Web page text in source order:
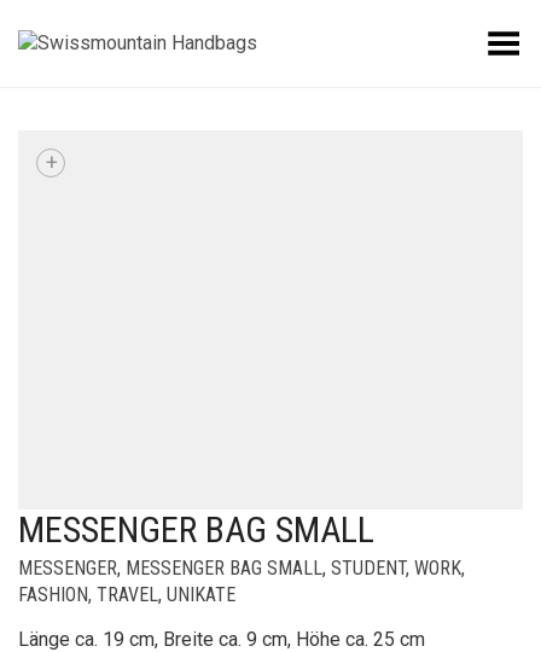
Toggle Menu
+
MESSENGER BAG SMALL
MESSENGER, MESSENGER BAG SMALL, STUDENT, WORK,
FASHION, TRAVEL, UNIKATE
Länge ca. 19 cm, Breite ca. 9 cm, Höhe ca. 25 cm